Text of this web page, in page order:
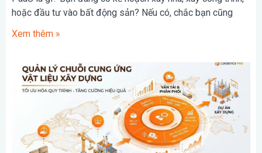
hoặc đầu tư vào bất động sản? Nếu có, chắc bạn cũng
Xem thêm »